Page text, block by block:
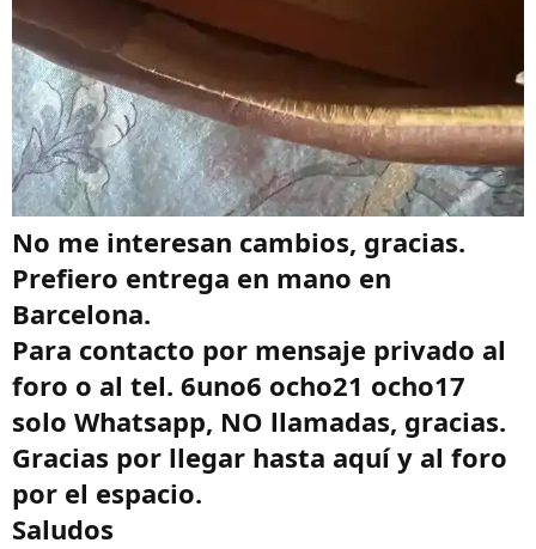
No me interesan cambios, gracias.
Prefiero entrega en mano en
Barcelona.
Para contacto por mensaje privado al
foro o al tel. 6uno6 ocho21 ocho17
solo Whatsapp, NO llamadas, gracias.
Gracias por llegar hasta aquí y al foro
por el espacio.
Saludos